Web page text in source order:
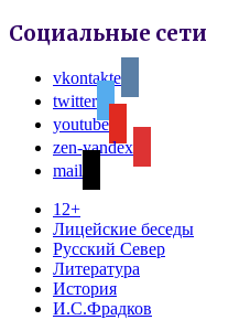
Социальные сети
vkontakte
twitter
youtube
zen-yandex
mail
12+
Лицейские беседы
Русский Север
Литература
История
И.С.Фрадков